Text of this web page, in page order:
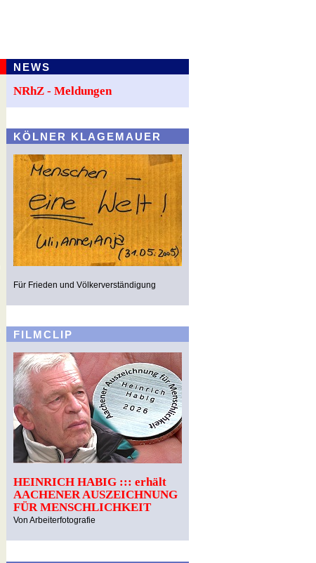
NEWS
NRhZ - Meldungen
KÖLNER KLAGEMAUER
Für Frieden und Völkerverständigung
FILMCLIP
HEINRICH HABIG ::: erhält
AACHENER AUSZEICHNUNG
FÜR MENSCHLICHKEIT
Von Arbeiterfotografie